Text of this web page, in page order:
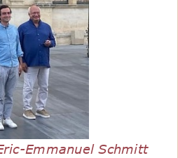
Emmanuel Schmitt